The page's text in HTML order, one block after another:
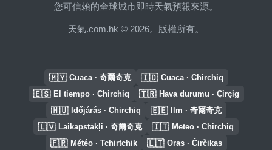
您可信賴的全球城市即時天氣預報來源。
天氣.com.hk © 2026。版權所有。
🇲🇾 Cuaca · 奇爾奇克 🇮🇩 Cuaca · Chirchiq
🇪🇸 El tiempo · Chirchiq 🇹🇷 Hava durumu · Çirçig
🇭🇺 Időjárás · Chirchiq 🇪🇪 Ilm · 奇爾奇克
🇱🇻 Laikapstākļi · 奇爾奇克 🇮🇹 Meteo · Chirchiq
🇫🇷 Météo · Tchirtchik 🇱🇹 Oras · Čirčikas